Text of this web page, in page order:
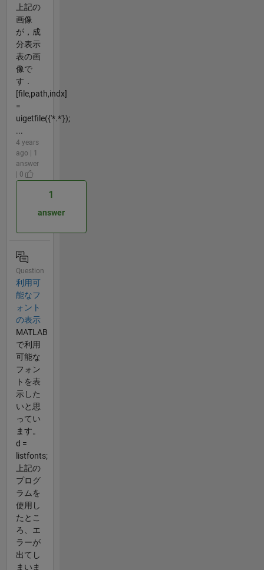
上記の
画像
が，成
分表示
表の画
像で
す．
[file,path,indx]
=
uigetfile({'*.*'});
...
4 years
ago | 1
answer
| 0
1
answer
Question
利用可
能なフ
ォント
の表示
MATLAB
で利用
可能な
フォン
トを表
示した
いと思
ってい
ます。
d =
listfonts;
上記の
プログ
ラムを
使用し
たとこ
ろ、エ
ラーが
出てし
まいま